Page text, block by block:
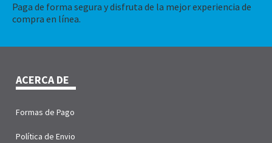
Paga de forma segura y disfruta de la mejor experiencia de
compra en línea.
ACERCA DE
Formas de Pago
Política de Envio